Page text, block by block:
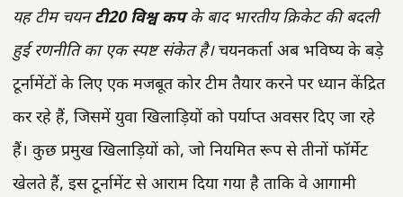
यह टीम चयनटी20 विश्व कपके बाद भारतीय क्रिकेट की बदली
हुई रणनीति का एक स्पष्ट संकेत है।चयनकर्ता अब भविष्य के बड़े
टूर्नामेंटों के लिए एक मजबूत कोर टीम तैयार करने पर ध्यान केंद्रित
कर रहे हैं, जिसमें युवा खिलाड़ियों को पर्याप्त अवसर दिए जा रहे
हैं। कुछ प्रमुख खिलाड़ियों को, जो नियमित रूप से तीनों फॉर्मेट
खेलते हैं, इस टूर्नामेंट से आराम दिया गया है ताकि वे आगामी